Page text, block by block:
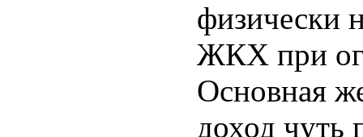
физически
ЖКХ при
Основная
доход чуть